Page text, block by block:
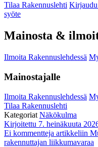
Tilaa Rakennuslehti Kirjaudu
syöte
Mainosta &
Ilmoita Rakennuslehdessä
Mainostajalle
Ilmoita Rakennuslehdessä
Tilaa Rakennuslehti
Kategoriat Näkökulma
Kirjoitettu 7. heinäkuuta
Ei kommentteja artikkeliin
rakennuttajan liikkumavaraa